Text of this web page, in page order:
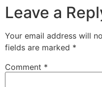
Leave a
Your email address will
fields are marked *
Comment *